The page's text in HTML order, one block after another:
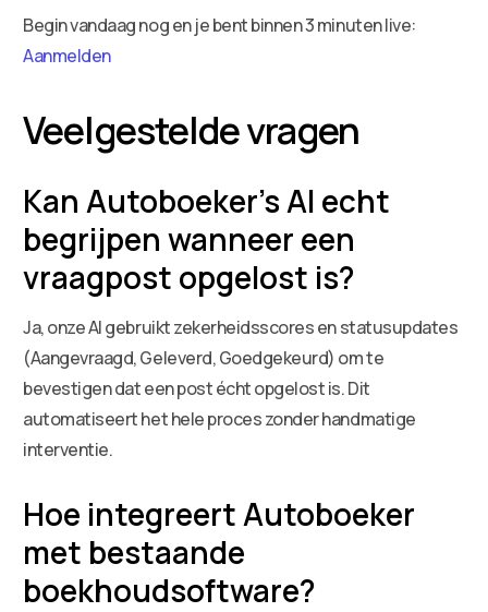
Begin vandaag nog en je bent binnen 3 minuten live:
Aanmelden
Veelgestelde vragen
Kan Autoboeker’s AI echt
begrijpen wanneer een
vraagpost opgelost is?
Ja, onze AI gebruikt zekerheidsscores en statusupdates
(Aangevraagd, Geleverd, Goedgekeurd) om te
bevestigen dat een post écht opgelost is. Dit
automatiseert het hele proces zonder handmatige
interventie.
Hoe integreert Autoboeker
met bestaande
boekhoudsoftware?